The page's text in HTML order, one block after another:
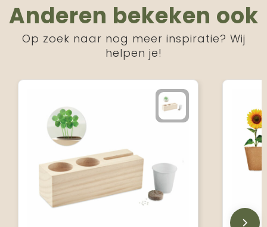
Anderen bekeken ook
Op zoek naar nog meer inspiratie? Wij
helpen je!